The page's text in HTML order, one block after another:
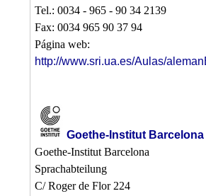
Tel.: 0034 - 965 - 90 34 2139
Fax: 0034 965 90 37 94
Página web:
http://www.sri.ua.es/Aulas/
Goethe-Institut Barcelona
Goethe-Institut Barcelona
Sprachabteilung
C/ Roger de Flor 224